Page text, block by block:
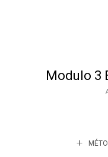
Modulo 3
Varios